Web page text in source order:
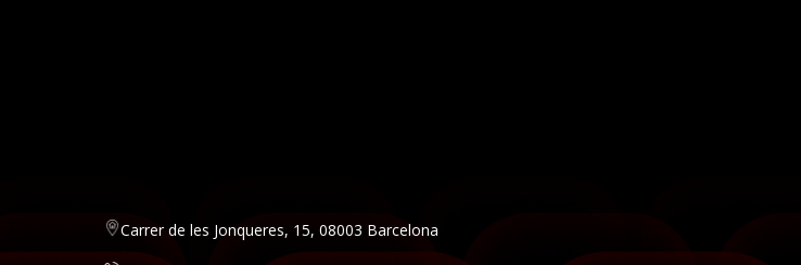
Carrer de les Jonqueres, 15, 08003 Barcelona